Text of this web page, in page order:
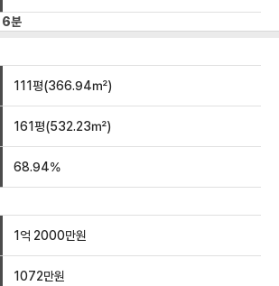
6분
111평(366.94㎡)
161평(532.23㎡)
68.94%
1억 2000만원
1072만원